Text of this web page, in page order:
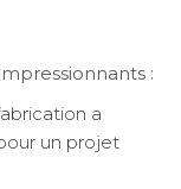
:
a
un projet